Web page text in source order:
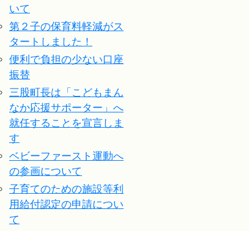
いて
第２子の保育料軽減がス
タートしました！
便利で負担の少ない口座
振替
三股町長は「こどもまん
なか応援サポーター」へ
就任することを宣言しま
す
ベビーファースト運動へ
の参画について
子育てのための施設等利
用給付認定の申請につい
て